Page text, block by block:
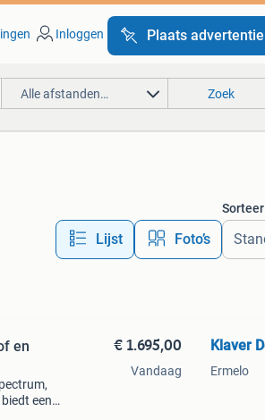
Inloggen Plaats advertentie
Alle afstanden… Zoek
Lijst Foto’s
en
een
€ 1.695,00
Vandaag
Klaver
Ermelo